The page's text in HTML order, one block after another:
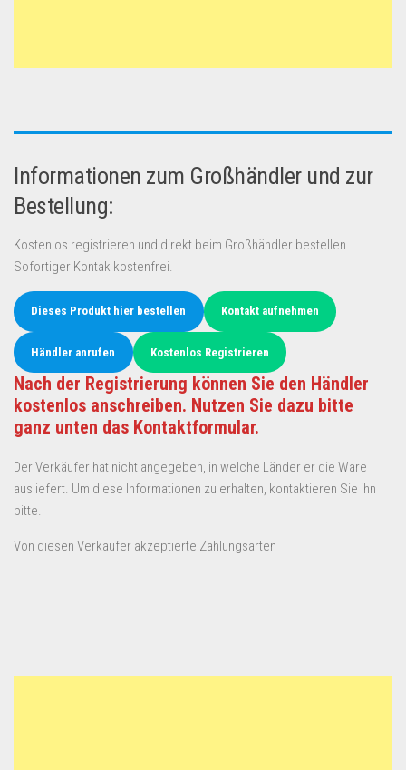
Informationen zum Großhändler und zur
Bestellung:
Kostenlos registrieren und direkt beim Großhändler bestellen.
Sofortiger Kontak kostenfrei.
Dieses Produkt hier bestellen Kontakt aufnehmen
Händler anrufen Kostenlos Registrieren
Nach der Registrierung können Sie den Händler
kostenlos anschreiben. Nutzen Sie dazu bitte
ganz unten das Kontaktformular.
Der Verkäufer hat nicht angegeben, in welche Länder er die Ware
ausliefert. Um diese Informationen zu erhalten, kontaktieren Sie ihn
bitte.
Von diesen Verkäufer akzeptierte Zahlungsarten